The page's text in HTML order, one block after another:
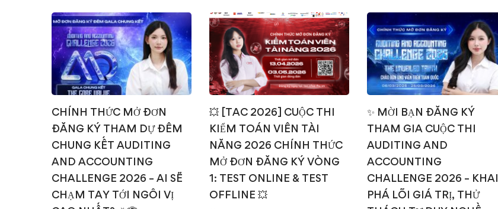
CHÍNH THỨC MỞ ĐƠN
ĐĂNG KÝ THAM DỰ ĐÊM
CHUNG KẾT AUDITING
AND ACCOUNTING
CHALLENGE 2026 – AI SẼ
CHẠM TAY TỚI NGÔI VỊ
💥 [TAC 2026] CUỘC THI
KIỂM TOÁN VIÊN TÀI
NĂNG 2026 CHÍNH THỨC
MỞ ĐƠN ĐĂNG KÝ VÒNG
1: TEST ONLINE & TEST
OFFLINE 💥
✨ MỜI BẠN ĐĂNG KÝ
THAM GIA CUỘC THI
AUDITING AND
ACCOUNTING
CHALLENGE 2026 – KHAI
PHÁ LÕI GIÁ TRỊ, THỬ